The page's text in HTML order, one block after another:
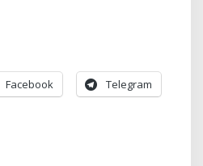
Facebook Telegram